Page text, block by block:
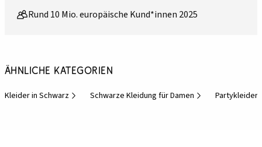
Rund 10 Mio. europäische Kund*innen 2025
Ähnliche Kategorien
Kleider in Schwarz Schwarze Kleidung für Damen Partykleider